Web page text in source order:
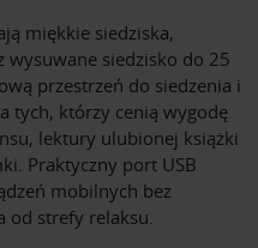
miękkie siedziska,
wysuwane siedzisko do 25
przestrzeń do siedzenia i
tych, którzy cenią wygodę
lektury ulubionej książki
Praktyczny port USB
mobilnych bez
od strefy relaksu.